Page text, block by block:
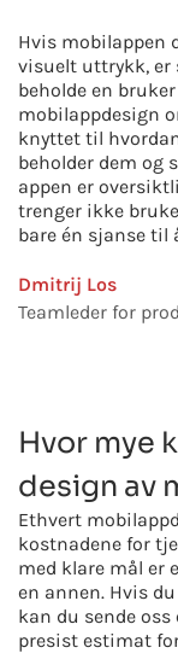
Hvis mobilappen
visuelt uttrykk, er
beholde en
mobilappdesign
knyttet til
beholder dem og
appen er
trenger ikke
bare én sjanse til
Dmitrij Los
Teamleder for
Hvor mye
design av
Ethvert
kostnadene for
med klare mål er
en annen. Hvis
kan du sende
presist estimat